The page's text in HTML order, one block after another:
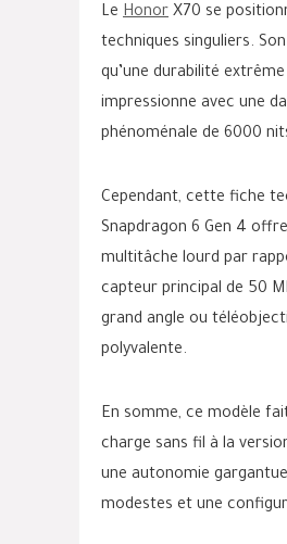
Le Honor X70 se
techniques singuliers.
qu’une durabilité
impressionne avec une
phénoménale de 6000
Cependant, cette fiche
Snapdragon 6 Gen 4
multitâche lourd par
capteur principal de 50
grand angle ou
polyvalente.
En somme, ce modèle
charge sans fil à la
une autonomie
modestes et une